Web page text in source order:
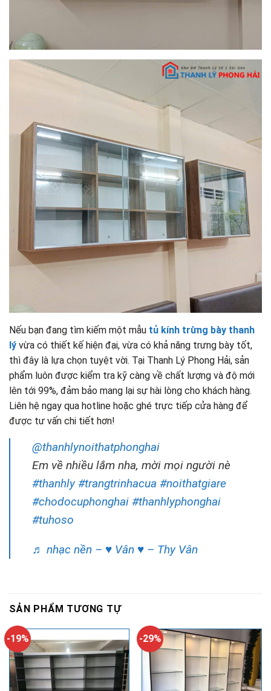
Nếu bạn đang tìm kiếm một mẫu tủ kính trừng bày thanh
lý vừa có thiết kế hiện đại, vừa có khả năng trưng bày tốt,
thì đây là lựa chọn tuyệt vời. Tại Thanh Lý Phong Hải, sản
phẩm luôn được kiểm tra kỹ càng về chất lượng và độ mới
lên tới 99%, đảm bảo mang lại sự hài lòng cho khách hàng.
Liên hệ ngay qua hotline hoặc ghé trực tiếp cửa hàng để
được tư vấn chi tiết hơn!
@thanhlynoithatphonghai
Em về nhiều lắm nha, mời mọi người nè
#thanhly #trangtrinhacua #noithatgiare
#chodocuphonghai #thanhlyphonghai
#tuhoso
♬ nhạc nền – ♥ Vân ♥ – Thy Vân
SẢN PHẨM TƯƠNG TỰ
-19% -29%